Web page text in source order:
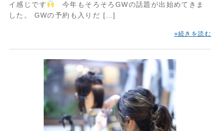
イ感じです
今年もそろそろGWの話題が出始めてきま
した。 GWの予約も入りだ […]
»続きを読む